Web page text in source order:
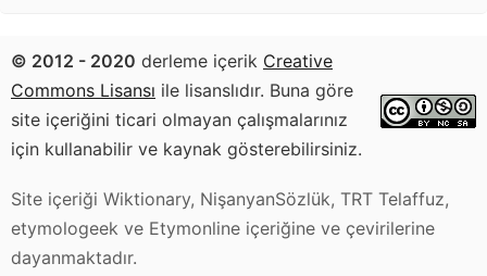
© 2012 - 2020 derleme içerik Creative
Commons Lisansı ile lisanslıdır. Buna göre
site içeriğini ticari olmayan çalışmalarınız
için kullanabilir ve kaynak gösterebilirsiniz.
Site içeriği Wiktionary, NişanyanSözlük, TRT Telaffuz,
etymologeek ve Etymonline içeriğine ve çevirilerine
dayanmaktadır.